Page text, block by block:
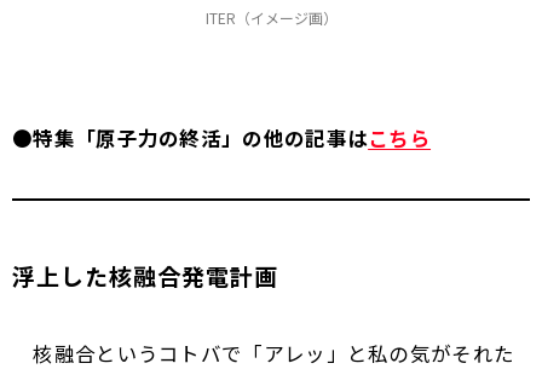
ITER（イメージ画）
●特集「原子力の終活」の他の記事はこちら
浮上した核融合発電計画
核融合というコトバで「アレッ」と私の気がそれた